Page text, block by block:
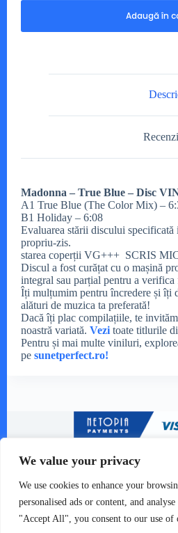
We value your privacy
We use cookies to enhance your
personalised ads or content, and
"Accept All", you consent to our use of
Adaugă în
Madonna – True Blue – Disc
A1 True Blue (The Color Mix) –
B1 Holiday – 6:08
Evaluarea stării discului
propriu-zis.
starea coperții VG+++ SCRIS
Discul a fost curățat cu o mașină
integral sau parțial pentru a
Îți mulțumim pentru încredere și îți
alături de muzica ta preferată!
Dacă îți plac compilațiile, te invităm
noastră variată. Vezi toate titlurile
Pentru și mai multe viniluri,
pe sunetperfect.ro!